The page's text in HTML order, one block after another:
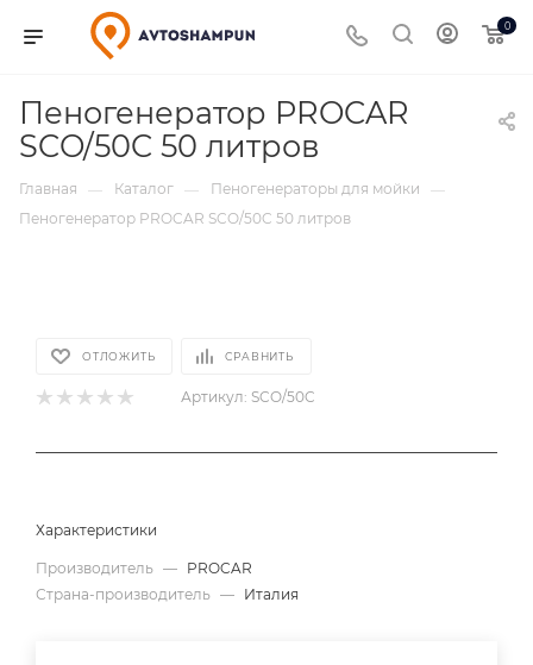
0
Пеногенератор PROCAR
SCO/50C 50 литров
Главная — Каталог — Пеногенераторы для мойки
—
Пеногенератор PROCAR SCO/50C 50 литров
ОТЛОЖИТЬ СРАВНИТЬ
Артикул: SCO/50C
Характеристики
Производитель — PROCAR
Страна-производитель — Италия